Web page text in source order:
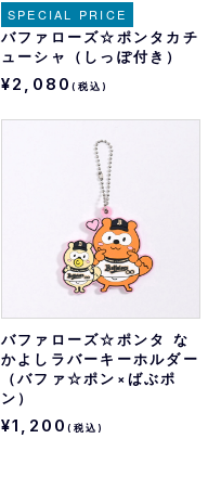
SPECIAL PRICE
バファローズ☆ポンタカチ
ューシャ（しっぽ付き）
¥2,080(税込)
バファローズ☆ポンタ な
かよしラバーキーホルダー
（バファ☆ポン×ばぶポ
ン）
¥1,200(税込)